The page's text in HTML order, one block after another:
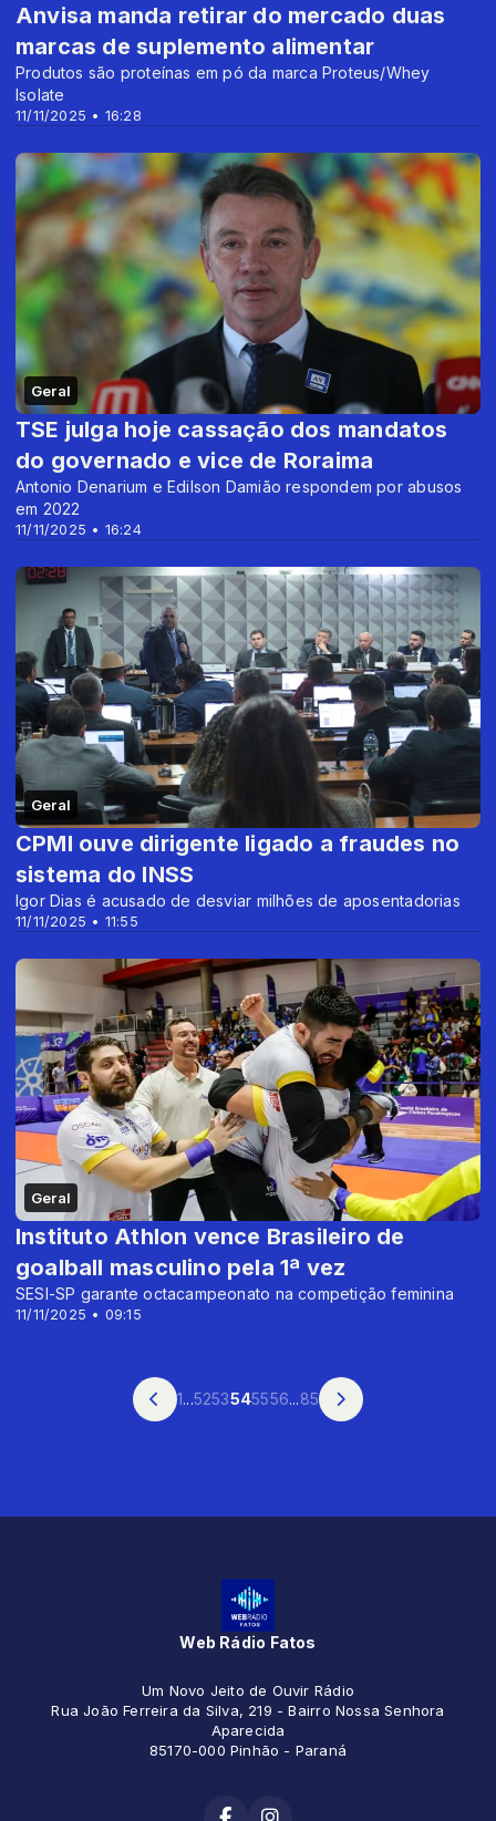
11/11/2025 • 16:28
Anvisa manda retirar do mercado duas
marcas de suplemento alimentar
Produtos são proteínas em pó da marca Proteus/Whey
Isolate
Geral
11/11/2025 • 16:24
TSE julga hoje cassação dos mandatos
do governado e vice de Roraima
Antonio Denarium e Edilson Damião respondem por abusos
em 2022
Geral
11/11/2025 • 11:55
CPMI ouve dirigente ligado a fraudes no
sistema do INSS
Igor Dias é acusado de desviar milhões de aposentadorias
Geral
11/11/2025 • 09:15
Instituto Athlon vence Brasileiro de
goalball masculino pela 1ª vez
SESI-SP garante octacampeonato na competição feminina
1...5253545556...85
Web Rádio Fatos
Um Novo Jeito de Ouvir Rádio
Rua João Ferreira da Silva, 219 - Bairro Nossa Senhora
Aparecida
85170-000 Pinhão - Paraná